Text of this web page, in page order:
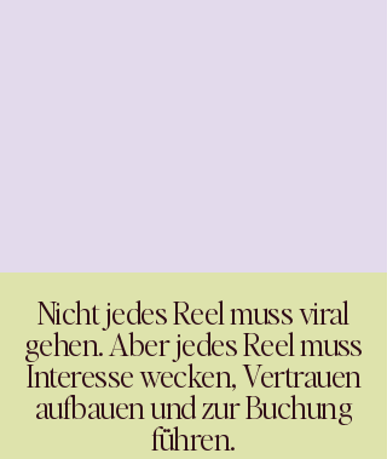
Nicht jedes Reel muss viral
gehen. Aber jedes Reel muss
Interesse wecken, Vertrauen
aufbauen und zur Buchung
führen.